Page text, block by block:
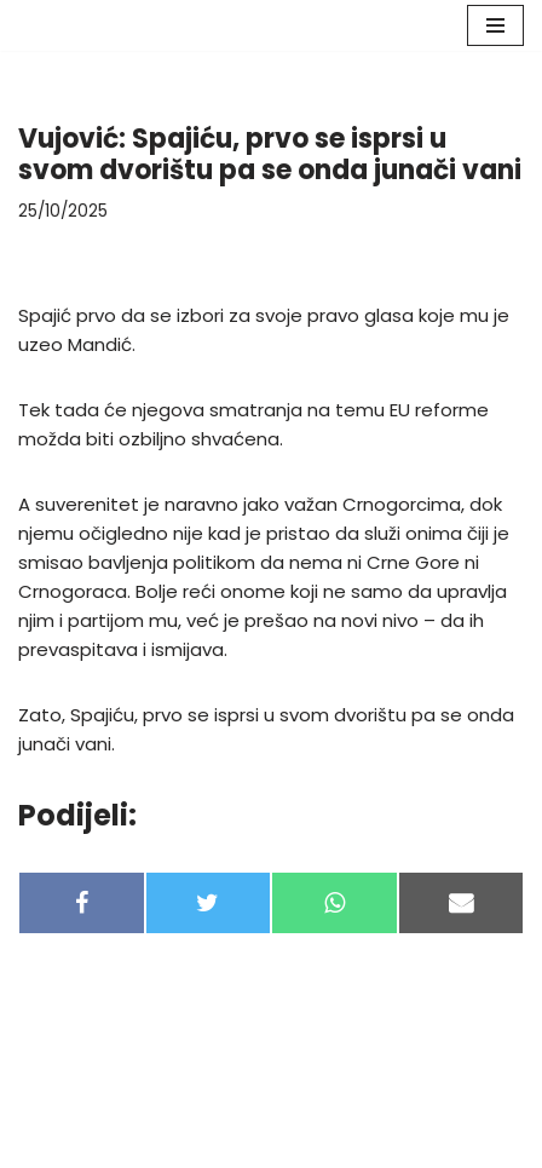
content
Vujović: Spajiću, prvo se isprsi u
svom dvorištu pa se onda junači vani
25/10/2025
Spajić prvo da se izbori za svoje pravo glasa koje mu je
uzeo Mandić.
Tek tada će njegova smatranja na temu EU reforme
možda biti ozbiljno shvaćena.
A suverenitet je naravno jako važan Crnogorcima, dok
njemu očigledno nije kad je pristao da služi onima čiji je
smisao bavljenja politikom da nema ni Crne Gore ni
Crnogoraca. Bolje reći onome koji ne samo da upravlja
njim i partijom mu, već je prešao na novi nivo – da ih
prevaspitava i ismijava.
Zato, Spajiću, prvo se isprsi u svom dvorištu pa se onda
junači vani.
Podijeli:
A W
W
H
E
-